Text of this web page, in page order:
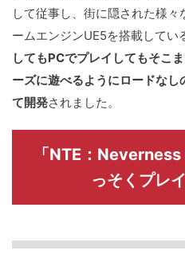
して従事し、街に隠された様
ームエンジンUE5を搭載してい
してもPCでプレイしてもそこ
ーズに遊べるようにロードな
て開発されました。
「NTE：
っそくプレ